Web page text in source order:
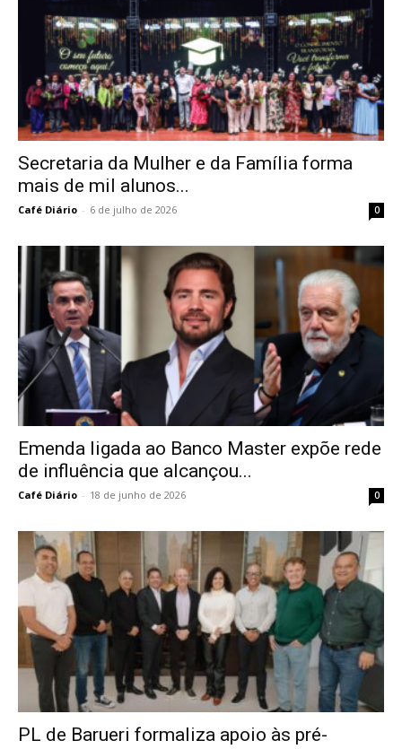
Secretaria da Mulher e da Família forma
mais de mil alunos...
Café Diário - 6 de julho de 2026 0
Emenda ligada ao Banco Master expõe rede
de influência que alcançou...
Café Diário - 18 de junho de 2026 0
PL de Barueri formaliza apoio às pré-